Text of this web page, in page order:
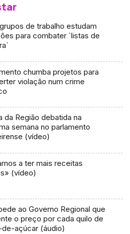
de trabalho estudam
para combater `listas de
chumba projetos para
violação num crime
da Região debatida na
semana no parlamento
(vídeo)
a ter mais receitas
(vídeo)
ao Governo Regional que
o preço por cada quilo de
açúcar (áudio)